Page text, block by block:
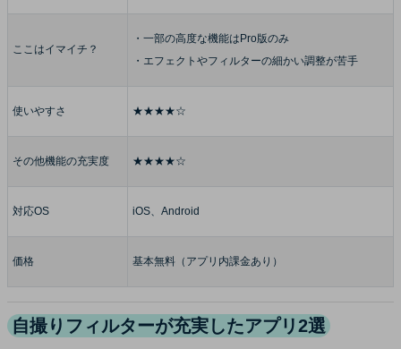
ここはイマイチ？
・一部の高度な機能はPro版のみ
・エフェクトやフィルターの細かい調整が苦手
使いやすさ ★★★★☆
その他機能の充実度 ★★★★☆
対応OS iOS、Android
価格 基本無料（アプリ内課金あり）
自撮りフィルターが充実したアプリ2選